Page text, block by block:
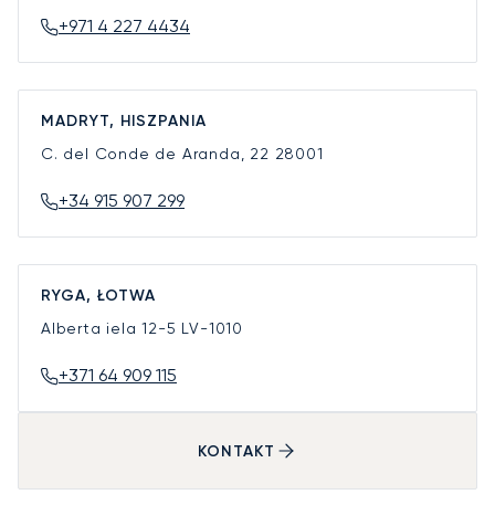
+971 4 227 4434
MADRYT, HISZPANIA
C. del Conde de Aranda, 22 28001
+34 915 907 299
RYGA, ŁOTWA
Alberta iela 12-5 LV-1010
+371 64 909 115
KONTAKT